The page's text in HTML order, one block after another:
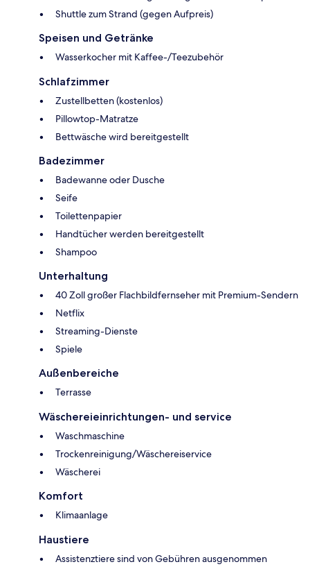
Shuttle zum Strand (gegen Aufpreis)
Speisen und Getränke
Wasserkocher mit Kaffee-/Teezubehör
Schlafzimmer
Zustellbetten (kostenlos)
Pillowtop-Matratze
Bettwäsche wird bereitgestellt
Badezimmer
Badewanne oder Dusche
Seife
Toilettenpapier
Handtücher werden bereitgestellt
Shampoo
Unterhaltung
40 Zoll großer Flachbildfernseher mit Premium-Sendern
Netflix
Streaming-Dienste
Spiele
Außenbereiche
Terrasse
Wäschereieinrichtungen- und service
Waschmaschine
Trockenreinigung/Wäschereiservice
Wäscherei
Komfort
Klimaanlage
Haustiere
Assistenztiere sind von Gebühren ausgenommen